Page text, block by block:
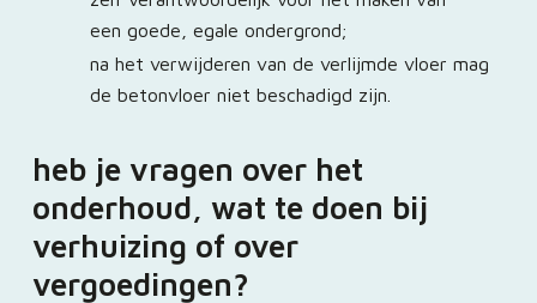
een goede, egale ondergrond;
na het verwijderen van de verlijmde vloer mag
de betonvloer niet beschadigd zijn.
heb je vragen over het
onderhoud, wat te doen bij
verhuizing of over
vergoedingen?